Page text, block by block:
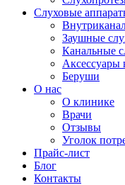
Слуховые
Заушные
Канальные
Аксессуары
Беруши
О нас
О клинике
Врачи
Отзывы
Уголок
Прайс-лист
Блог
Контакты